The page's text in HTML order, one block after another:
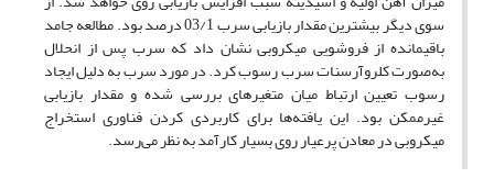
سوی دیگر بیشترین مقدار بازیابی سرب 03/1 درصد بود. مطالعه جامد
باقیمانده از فروشویی میکروبی نشان داد که سرب پس از انحلال
به‌صورت کلروآرسنات سرب رسوب کرد. در مورد سرب به دلیل ایجاد
رسوب تعیین ارتباط میان متغیرهای بررسی شده و مقدار بازیابی
غیرممکن بود. این یافته‌ها برای کاربردی کردن فناوری استخراج
میکروبی در معادن پرعیار روی بسیار کارآمد به نظر می‌رسد.